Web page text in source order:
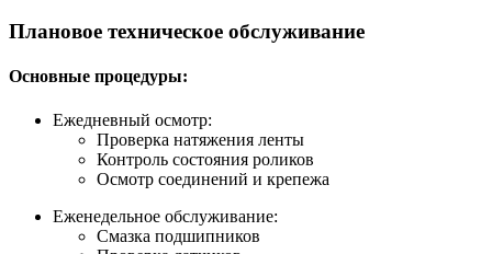
Плановое техническое обслуживание
Основные процедуры:
Ежедневный осмотр:
Проверка натяжения ленты
Контроль состояния роликов
Осмотр соединений и крепежа
Еженедельное обслуживание:
Смазка подшипников